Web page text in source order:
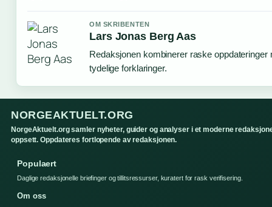
OM SKRIBENTEN
Lars Jonas Berg Aas
Redaksjonen kombinerer raske oppdateringer
tydelige forklaringer.
NORGEAKTUELT.ORG
NorgeAktuelt.org samler nyheter, guider og analyser i et moderne
oppsett. Oppdateres fortlopende av redaksjonen.
Populaert
Daglige redaksjonelle briefinger og tillitsressurser, kuratert for rask verifisering.
Om oss